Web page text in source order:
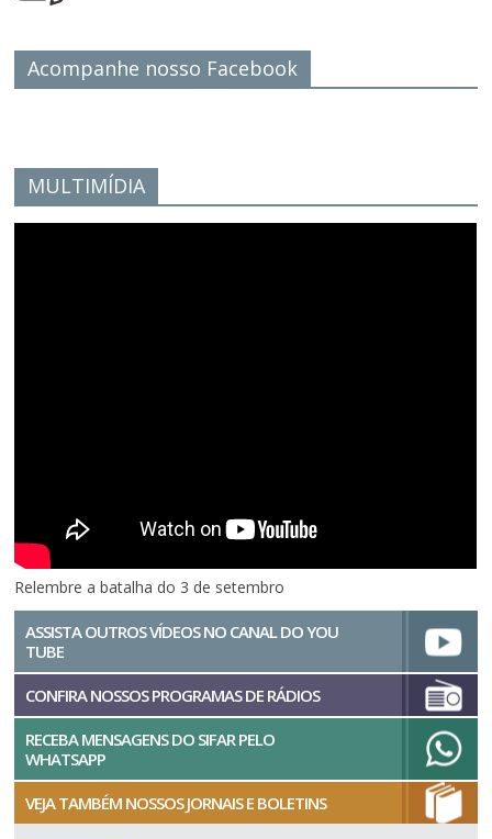
Acompanhe nosso Facebook
MULTIMÍDIA
Relembre a batalha do 3 de setembro
ASSISTA OUTROS VÍDEOS NO CANAL DO YOU
TUBE
CONFIRA NOSSOS PROGRAMAS DE RÁDIOS
RECEBA MENSAGENS DO SIFAR PELO
WHATSAPP
VEJA TAMBÉM NOSSOS JORNAIS E BOLETINS